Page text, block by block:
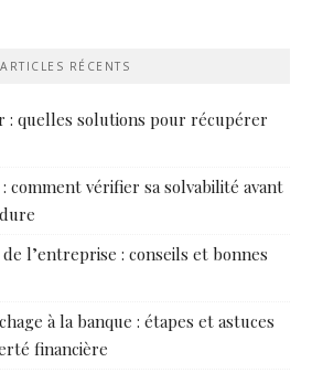
ARTICLES RÉCENTS
: quelles solutions pour récupérer
comment vérifier sa solvabilité avant
l’entreprise : conseils et bonnes
à la banque : étapes et astuces
financière